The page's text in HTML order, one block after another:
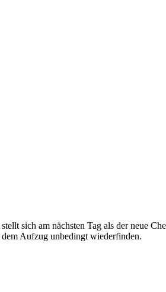
sich am nächsten Tag als der neue
Aufzug unbedingt wiederfinden.